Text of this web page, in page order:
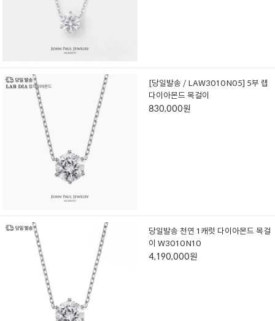
[당일발송 / LAW3010N05] 5부 랩
다이아몬드 목걸이
830,000원
당일발송 천연 1캐럿 다이아몬드 목걸
이 W3010N10
4,190,000원